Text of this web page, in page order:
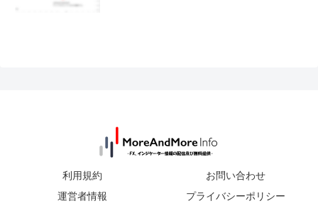
利用規約
お問い合わせ
運営者情報
プライバシーポリシー